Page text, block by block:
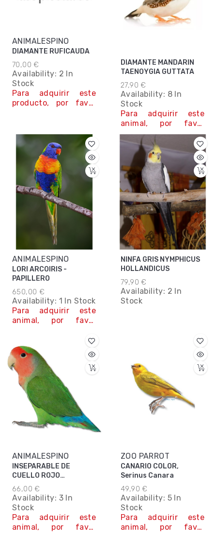
ANIMALESPINO
DIAMANTE RUFICAUDA
70,00 €
Availability: 2 In
Stock
Para adquirir este
producto, por favor
Whatsapp 645 78 12
Contáctanos
DIAMANTE MANDARIN
TAENOYGIA GUTTATA
27,90 €
Availability: 8 In
Stock
Para adquirir este
animal, por favor
contacta con
nosotros. Teléfono y
Whatsapp 645 78 12
84
Contáctanos
ANIMALESPINO
LORI ARCOIRIS -
PAPILLERO
650,00 €
Availability: 1 In Stock
Para adquirir este
animal, por favor
Contáctanos
NINFA GRIS NYMPHICUS
HOLLANDICUS
79,90 €
Availability: 2 In
Stock
ANIMALESPINO
INSEPARABLE DE
CUELLO ROJO
AGAPORNIS
ROSEICOLLIS
66,00 €
Availability: 3 In
Stock
Para adquirir este
animal, por favor
ZOO PARROT
CANARIO COLOR,
Serinus Canara
49,90 €
Availability: 5 In
Stock
Para adquirir este
animal, por favor